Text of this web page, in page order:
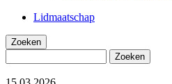
Lidmaatschap
Zoeken